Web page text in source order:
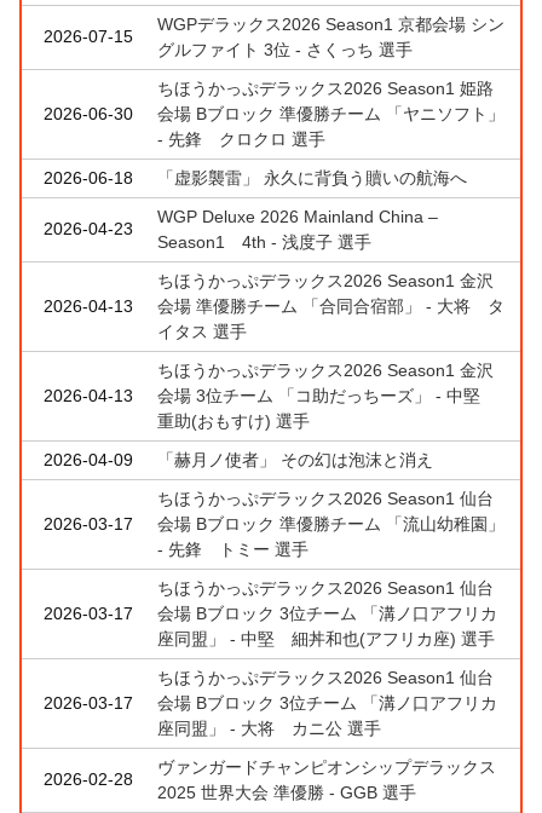
2026-07-15
WGPデラックス2026 Season1 京都会場 シン
グルファイト 3位 - さくっち 選手
2026-06-30
ちほうかっぷデラックス2026 Season1 姫路
会場 Bブロック 準優勝チーム 「ヤニソフト」
- 先鋒 クロクロ 選手
2026-06-18
「虚影襲雷」 永久に背負う贖いの航海へ
2026-04-23
WGP Deluxe 2026 Mainland China –
Season1 4th - 浅度子 選手
2026-04-13
ちほうかっぷデラックス2026 Season1 金沢
会場 準優勝チーム 「合同合宿部」 - 大将 タ
イタス 選手
2026-04-13
ちほうかっぷデラックス2026 Season1 金沢
会場 3位チーム 「コ助だっちーズ」 - 中堅
重助(おもすけ) 選手
2026-04-09
「赫月ノ使者」 その幻は泡沫と消え
2026-03-17
ちほうかっぷデラックス2026 Season1 仙台
会場 Bブロック 準優勝チーム 「流山幼稚園」
- 先鋒 トミー 選手
2026-03-17
ちほうかっぷデラックス2026 Season1 仙台
会場 Bブロック 3位チーム 「溝ノ口アフリカ
座同盟」 - 中堅 細丼和也(アフリカ座) 選手
2026-03-17
ちほうかっぷデラックス2026 Season1 仙台
会場 Bブロック 3位チーム 「溝ノ口アフリカ
座同盟」 - 大将 カニ公 選手
2026-02-28
ヴァンガードチャンピオンシップデラックス
2025 世界大会 準優勝 - GGB 選手